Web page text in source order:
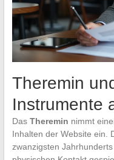
Theremin
Instrumente
Das Theremin nimmt
Inhalten der Website ein.
zwanzigsten